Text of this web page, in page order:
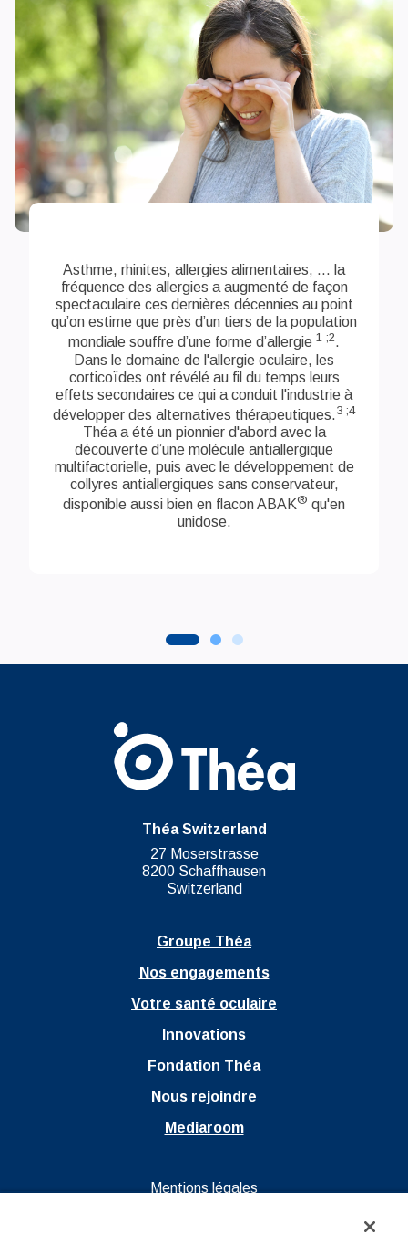
Asthme, rhinites, allergies alimentaires, ... la
fréquence des allergies a augmenté de façon
spectaculaire ces dernières décennies au point
qu’on estime que près d’un tiers de la population
mondiale souffre d’une forme d’allergie 1 ;2.
Dans le domaine de l'allergie oculaire, les
corticoïdes ont révélé au fil du temps leurs
effets secondaires ce qui a conduit l'industrie à
développer des alternatives thérapeutiques.3 ;4
Théa a été un pionnier d'abord avec la
découverte d’une molécule antiallergique
multifactorielle, puis avec le développement de
collyres antiallergiques sans conservateur,
disponible aussi bien en flacon ABAK® qu'en
unidose.
Théa Switzerland
27 Moserstrasse
8200 Schaffhausen
Switzerland
Groupe Théa
Nos engagements
Votre santé oculaire
Innovations
Fondation Théa
Nous rejoindre
Mediaroom
Ouvrir dans un nouvel onglet
Mentions légales